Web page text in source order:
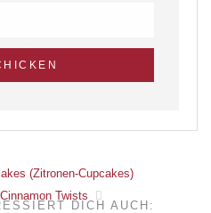
(Zitronen-Cupcakes)
Twists
DICH AUCH: